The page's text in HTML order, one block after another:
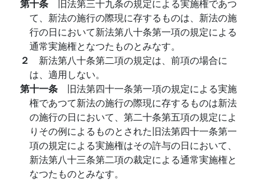
第十条 旧法第三十九条の規定による実施権であつ
て、新法の施行の際現に存するものは、新法の施
行の日において新法第八十条第一項の規定による
通常実施権となつたものとみなす。
２ 新法第八十条第二項の規定は、前項の場合に
は、適用しない。
第十一条 旧法第四十一条第一項の規定による実施
権であつて新法の施行の際現に存するものは新法
の施行の日において、第二十条第五項の規定によ
りその例によるものとされた旧法第四十一条第一
項の規定による実施権はその許与の日において、
新法第八十三条第二項の裁定による通常実施権と
なつたものとみなす。